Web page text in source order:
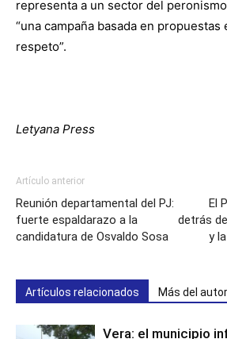
representa a un sector del
“una campaña basada en propuestas
respeto”.
Letyana Press
Artículo anterior
Reunión departamental del PJ:
fuerte espaldarazo a la
candidatura de Osvaldo Sosa
El
detrás
y
Artículos relacionados Más del autor
Vera: el municipio